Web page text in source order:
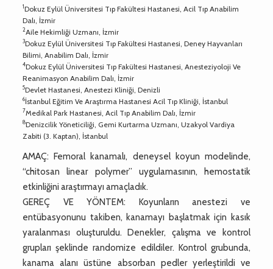
1Dokuz Eylül Üniversitesi Tıp Fakültesi Hastanesi, Acil Tıp Anabilim
Dalı, İzmir
2Aile Hekimliği Uzmanı, İzmir
3Dokuz Eylül Üniversitesi Tıp Fakültesi Hastanesi, Deney Hayvanları
Bilimi, Anabilim Dalı, İzmir
4Dokuz Eylül Üniversitesi Tıp Fakültesi Hastanesi, Anesteziyoloji Ve
Reanimasyon Anabilim Dalı, İzmir
5Devlet Hastanesi, Anestezi Kliniği, Denizli
6İstanbul Eğitim Ve Araştırma Hastanesi Acil Tıp Kliniği, İstanbul
7Medikal Park Hastanesi, Acil Tıp Anabilim Dalı, İzmir
8Denizcilik Yöneticiliği, Gemi Kurtarma Uzmanı, Uzakyol Vardiya
Zabiti (3. Kaptan), İstanbul
AMAÇ: Femoral kanamalı, deneysel koyun modelinde,
“chitosan linear polymer” uygulamasının, hemostatik
etkinliğini araştırmayı amaçladık.
GEREÇ VE YÖNTEM: Koyunların anestezi ve
entübasyonunu takiben, kanamayı başlatmak için kasık
yaralanması oluşturuldu. Denekler, çalışma ve kontrol
grupları şeklinde randomize edildiler. Kontrol grubunda,
kanama alanı üstüne absorban pedler yerleştirildi ve